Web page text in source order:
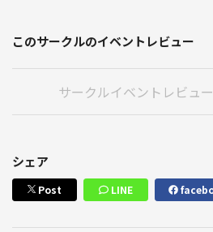
このサークルのイベントレビュー
サークルイベントレビュ
シェア
Post LINE